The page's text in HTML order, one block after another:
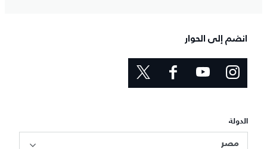
انضم إلى الحوار
الدولة
مصر